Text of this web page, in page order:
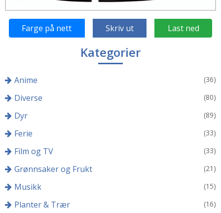
Farge på nett Skriv ut Last ned
Kategorier
Anime (36)
Diverse (80)
Dyr (89)
Ferie (33)
Film og TV (33)
Grønnsaker og Frukt (21)
Musikk (15)
Planter & Trær (16)